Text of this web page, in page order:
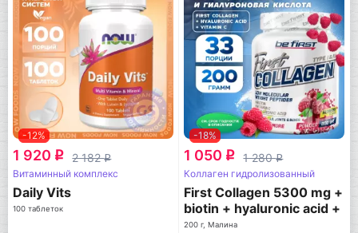
-12%
1 920 q 2 182q
Витаминный комплекс
Daily Vits
100 таблеток
-18%
1 050 q 1 280q
Коллаген гидролизованный
First Collagen 5300 mg +
biotin + hyaluronic acid +
vitamin C
200 г, Малина